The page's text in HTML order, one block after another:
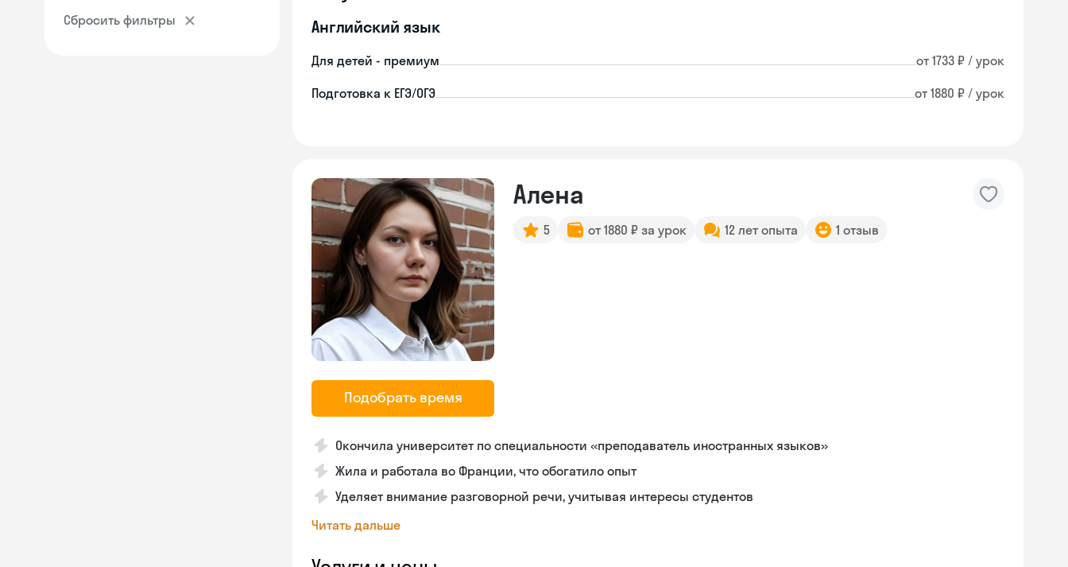
Сбросить фильтры Английский язык
Для детей - премиум от 1733 ₽ / урок
Подготовка к ЕГЭ/ОГЭ от 1880 ₽ / урок
Подобрать время
Алена
5 от 1880 ₽ за урок 12 лет опыта 1 отзыв
Окончила университет по специальности «преподаватель иностранных языков»
Жила и работала во Франции, что обогатило опыт
Уделяет внимание разговорной речи, учитывая интересы студентов
Читать дальше